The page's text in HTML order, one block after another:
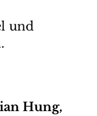
und
Hung,